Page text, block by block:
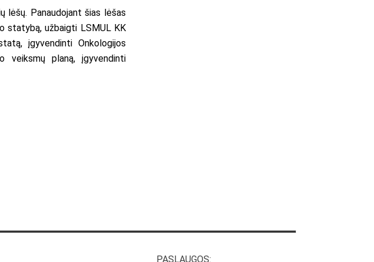
lėšų. Panaudojant šias lėšas
statybą, užbaigti LSMUL KK
įgyvendinti Onkologijos
veiksmų planą, įgyvendinti
PASLAUGOS: